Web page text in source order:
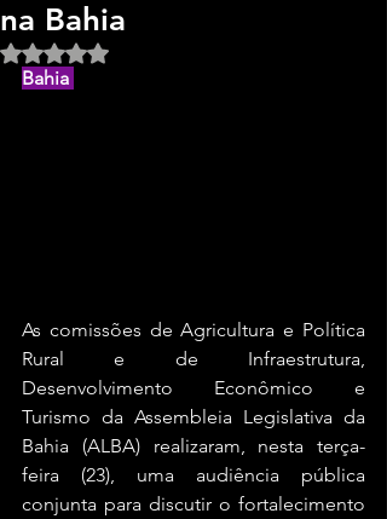
na Bahia
Avaliado com NaN de 5 estrelas.
Bahia
As comissões de Agricultura e Política
Rural e de Infraestrutura,
Desenvolvimento Econômico e
Turismo da Assembleia Legislativa da
Bahia (ALBA) realizaram, nesta terça-
feira (23), uma audiência pública
conjunta para discutir o fortalecimento